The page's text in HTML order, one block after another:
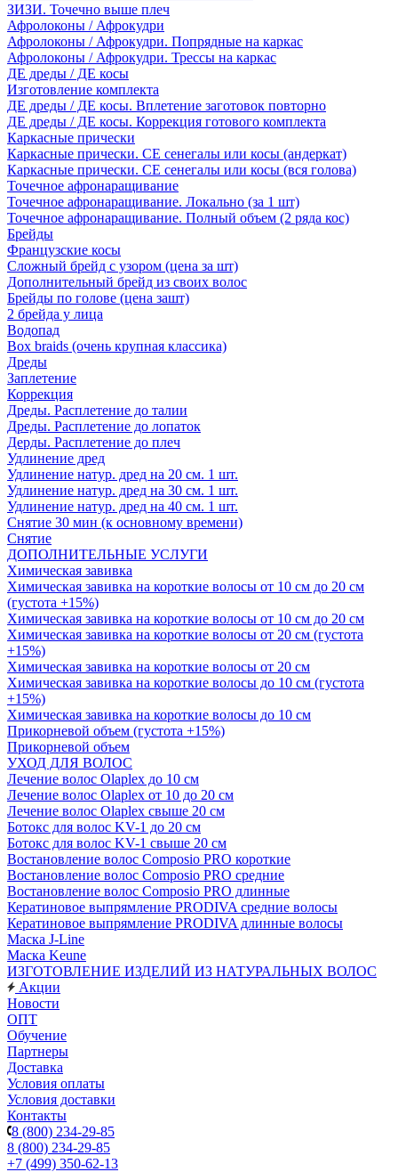
ЗИЗИ. Точечно выше плеч
Афролоконы / Афрокудри
Афролоконы / Афрокудри. Попрядные на каркас
Афролоконы / Афрокудри. Трессы на каркас
ДЕ дреды / ДЕ косы
Изготовление комплекта
ДЕ дреды / ДЕ косы. Вплетение заготовок повторно
ДЕ дреды / ДЕ косы. Коррекция готового комплекта
Каркасные прически
Каркасные прически. СЕ сенегалы или косы (андеркат)
Каркасные прически. СЕ сенегалы или косы (вся голова)
Точечное афронаращивание
Точечное афронаращивание. Локально (за 1 шт)
Точечное афронаращивание. Полный объем (2 ряда кос)
Брейды
Французские косы
Сложный брейд с узором (цена за шт)
Дополнительный брейд из своих волос
Брейды по голове (цена зашт)
2 брейда у лица
Водопад
Box braids (очень крупная классика)
Дреды
Заплетение
Коррекция
Дреды. Расплетение до талии
Дреды. Расплетение до лопаток
Дерды. Расплетение до плеч
Удлинение дред
Удлинение натур. дред на 20 см. 1 шт.
Удлинение натур. дред на 30 см. 1 шт.
Удлинение натур. дред на 40 см. 1 шт.
Снятие 30 мин (к основному времени)
Снятие
ДОПОЛНИТЕЛЬНЫЕ УСЛУГИ
Химическая завивка
Химическая завивка на короткие волосы от 10 см до 20 см
(густота +15%)
Химическая завивка на короткие волосы от 10 см до 20 см
Химическая завивка на короткие волосы от 20 см (густота
+15%)
Химическая завивка на короткие волосы от 20 см
Химическая завивка на короткие волосы до 10 см (густота
+15%)
Химическая завивка на короткие волосы до 10 см
Прикорневой объем (густота +15%)
Прикорневой объем
УХОД ДЛЯ ВОЛОС
Лечение волос Olapleх до 10 см
Лечение волос Olapleх от 10 до 20 см
Лечение волос Olapleх свыше 20 см
Ботокс для волос KV-1 до 20 см
Ботокс для волос KV-1 свыше 20 см
Востановление волос Composio PRO короткие
Востановление волос Composio PRO средние
Востановление волос Composio PRO длинные
Кератиновое выпрямление PRODIVA средние волосы
Кератиновое выпрямление PRODIVA длинные волосы
Маска J-Line
Маска Keune
ИЗГОТОВЛЕНИЕ ИЗДЕЛИЙ ИЗ НАТУРАЛЬНЫХ ВОЛОС
Акции
Новости
ОПТ
Обучение
Партнеры
Доставка
Условия оплаты
Условия доставки
Контакты
8 (800) 234-29-85
8 (800) 234-29-85
+7 (499) 350-62-13